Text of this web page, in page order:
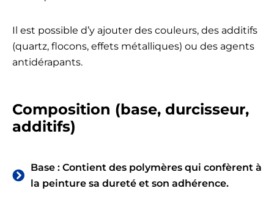
Il est possible d’y ajouter des couleurs, des additifs
(quartz, flocons, effets métalliques) ou des agents
antidérapants.
Composition (base, durcisseur,
additifs)
Base : Contient des polymères qui confèrent à
la peinture sa dureté et son adhérence.